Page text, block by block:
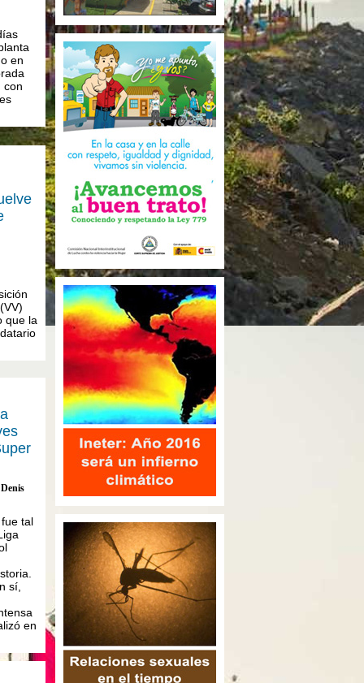
en
con
que la
tal
sí,
en